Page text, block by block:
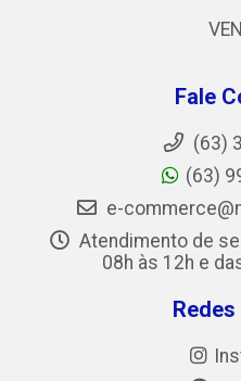
Fale
(63)
(63)
e-
Atendimento de
08h às 12h e